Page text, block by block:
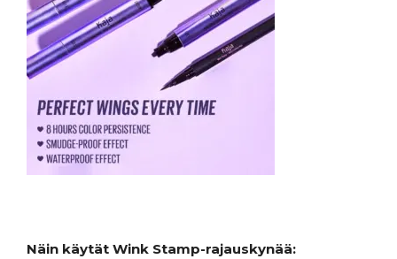
Näin käytät Wink Stamp-rajauskynää: